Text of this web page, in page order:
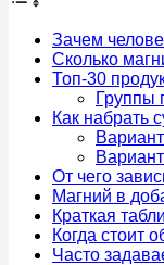
Зачем
Сколько
Топ-30
Группы
Как набрать
От чего
Магний в
Краткая
Когда стоит
Часто